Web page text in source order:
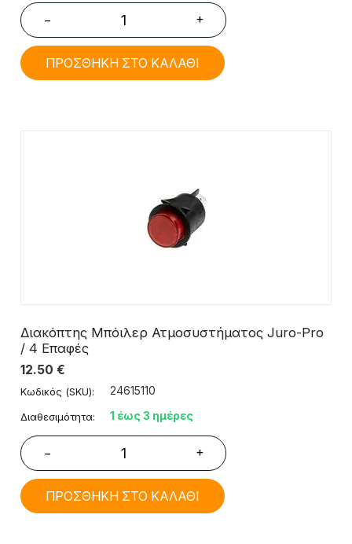
− +
ΠΡΟΣΘΗΚΗ ΣΤΟ ΚΑΛΑΘΙ
Διακόπτης Μπόιλερ Ατμοσυστήματος Juro-Pro
/ 4 Επαφές
12.50 €
Κωδικός (SKU): 24615110
Διαθεσιμότητα: 1 έως 3 ημέρες
− +
ΠΡΟΣΘΗΚΗ ΣΤΟ ΚΑΛΑΘΙ